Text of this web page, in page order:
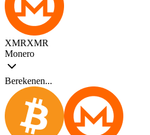
XMRXMR
Monero
Berekenen...